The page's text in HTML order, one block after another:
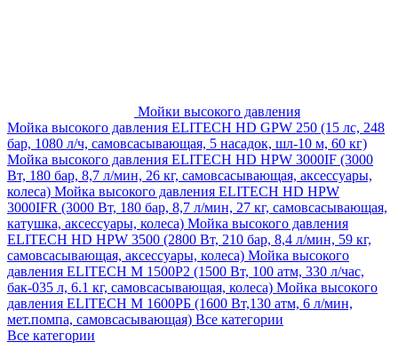
Мойки высокого давления
Мойка высокого давления ELITECH HD GPW 250 (15 лс, 248
бар, 1080 л/ч, самовсасывающая, 5 насадок, шл-10 м, 60 кг)
Мойка высокого давления ELITECH HD HPW 3000IF (3000
Вт, 180 бар, 8,7 л/мин, 26 кг, самовсасывающая, аксессуары,
колеса) Мойка высокого давления ELITECH HD HPW
3000IFR (3000 Вт, 180 бар, 8,7 л/мин, 27 кг, самовсасывающая,
катушка, аксессуары, колеса) Мойка высокого давления
ELITECH HD HPW 3500 (2800 Вт, 210 бар, 8,4 л/мин, 59 кг,
самовсасывающая, аксессуары, колеса) Мойка высокого
давления ELITECH M 1500P2 (1500 Вт, 100 атм, 330 л/час,
бак-035 л, 6.1 кг, самовсасывающая, колеса) Мойка высокого
давления ELITECH М 1600РБ (1600 Вт,130 атм, 6 л/мин,
мет.помпа, самовсасывающая) Все категории
Все категории